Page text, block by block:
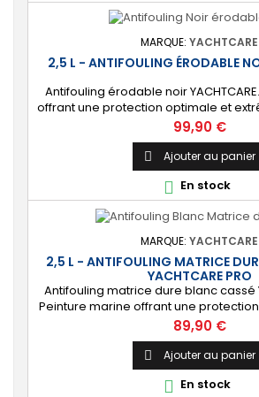
MARQUE: YACHTCARE
2,5 L - ANTIFOULING ÉRODABLE
Antifouling érodable noir
offrant une protection optimale et
de la carène pour les bateaux
support] Protège toutes les coques
acier contre les salissures. Ne convient
et aux alliages légers. 🔝 [Haute
permettant de...
Prix
99,90 €
 Ajouter au panier
 En stock
MARQUE: YACHTCARE
2,5 L - ANTIFOULING MATRICE
YACHTCARE PRO
Antifouling matrice dure blanc cassé
Peinture marine offrant une
pour les bateaux en polyester,
(INCOMPATIBLE coques
Protection solide, durable et anti-
repoussera algues et coquillages
complète. 🔝 [Idéal pour les bateaux
Prix
89,90 €
 Ajouter au panier
 En stock